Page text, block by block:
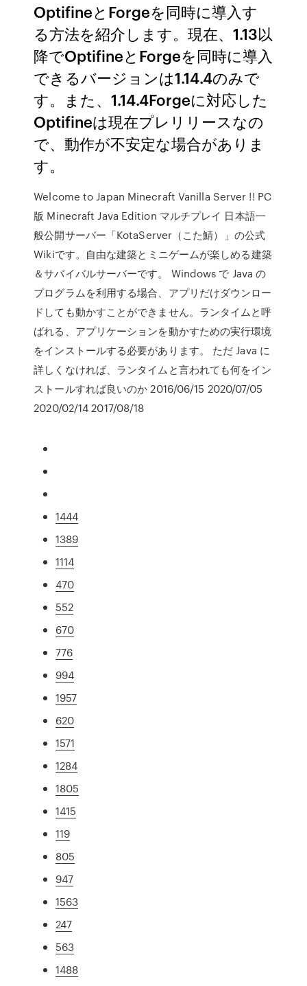
OptifineとForgeを同時に導入す
る方法を紹介します。現在、1.13以
降でOptifineとForgeを同時に導入
できるバージョンは1.14.4のみで
す。また、1.14.4Forgeに対応した
Optifineは現在プレリリースなの
で、動作が不安定な場合がありま
す。
Welcome to Japan Minecraft Vanilla Server !! PC
版 Minecraft Java Edition マルチプレイ 日本語一
般公開サーバー「KotaServer（こた鯖）」の公式
Wikiです。自由な建築とミニゲームが楽しめる建築
＆サバイバルサーバーです。 Windows で Java の
プログラムを利用する場合、アプリだけダウンロー
ドしても動かすことができません。ランタイムと呼
ばれる、アプリケーションを動かすための実行環境
をインストールする必要があります。 ただ Java に
詳しくなければ、ランタイムと言われても何をイン
ストールすれば良いのか 2016/06/15 2020/07/05
2020/02/14 2017/08/18
1444
1389
1114
470
552
670
776
994
1957
620
1571
1284
1805
1415
119
805
947
1563
247
563
1488